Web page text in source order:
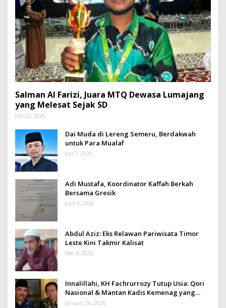
Salman Al Farizi, Juara MTQ Dewasa Lumajang
yang Melesat Sejak SD
Juli 22, 2026
Dai Muda di Lereng Semeru, Berdakwah
untuk Para Mualaf
Juli 1, 2026
Adi Mustafa, Koordinator Kaffah Berkah
Bersama Gresik
Juni 9, 2026
Abdul Aziz: Eks Relawan Pariwisata Timor
Leste Kini Takmir Kalisat
Mei 4, 2026
Innalillahi, KH Fachrurrozy Tutup Usia: Qori
Nasional & Mantan Kadis Kemenag yang
Penuh Teladan
Januari 26, 2026